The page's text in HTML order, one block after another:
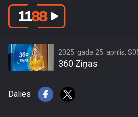
Apdraudējuma brīdī
2025. gada 25. aprīlis,
360 Ziņas
Dalies